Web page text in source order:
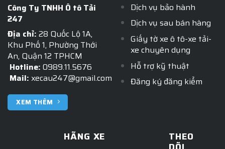
Công Ty TNHH Ô tô Tải
247
Địa chỉ: 28 Quốc Lộ 1A,
Khu Phố 1, Phường Thới
An, Quận 12 TPHCM
Hotline: 0989.11.5676
Mail: xecau247@gmail.com
XEM THÊM
Dịch vụ bảo hành
Dịch vụ sau bán hàng
Giấy tờ xe ô tô-xe tải-
xe chuyên dụng
Hỗ trợ kỹ thuật
Đăng ký đăng kiểm
HÃNG XE THEO